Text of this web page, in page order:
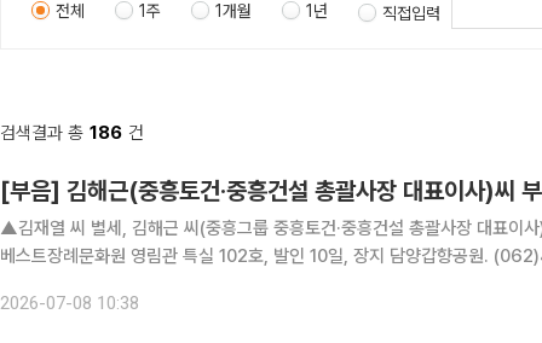
전체 1주 1개월 1년 직접입력
검색결과 총 186 건
[부음] 김해근(중흥토건·중흥건설 총괄사장 대표이사)씨
▲김재열 씨 별세, 김해근 씨(중흥그룹 중흥토건·중흥건설 총괄사장 대표
베스트장례문화원 영림관 특실 102호, 발인 10일, 장지 담양갑향공원.
2026-07-08 10:38